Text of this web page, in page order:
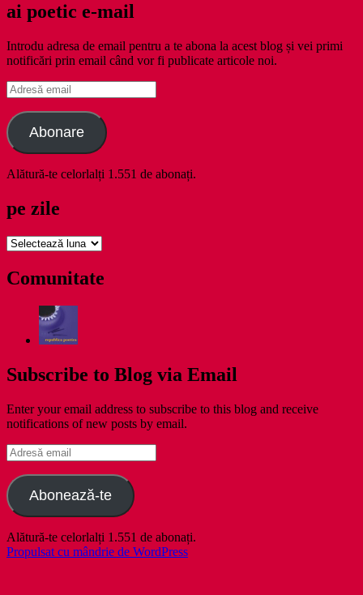
ai poetic e-mail
Introdu adresa de email pentru a te abona la acest blog și vei primi
notificări prin email când vor fi publicate articole noi.
Adresă
email
Abonare
Alătură-te celorlalți 1.551 de abonați.
pe zile
pe
Comunitate
Subscribe to Blog via Email
Enter your email address to subscribe to this blog and receive
notifications of new posts by email.
Adresă
email
Abonează-te
Alătură-te celorlalți 1.551 de abonați.
Propulsat cu mândrie de WordPress